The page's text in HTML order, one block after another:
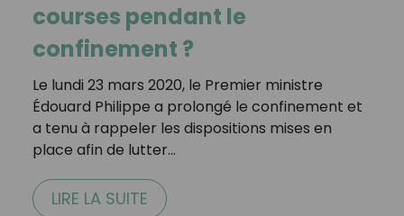
courses pendant le
confinement ?
Le lundi 23 mars 2020, le Premier ministre
Édouard Philippe a prolongé le confinement et
a tenu à rappeler les dispositions mises en
place afin de lutter…
LIRE LA SUITE